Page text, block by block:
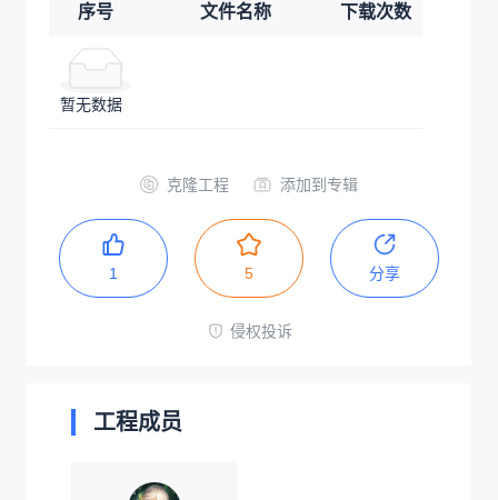
序号 文件名称 下载次数
暂无数据
克隆工程 添加到专辑
1 5 分享
侵权投诉
工程成员